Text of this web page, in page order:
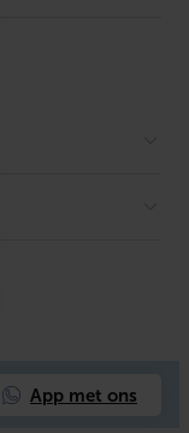
App met ons